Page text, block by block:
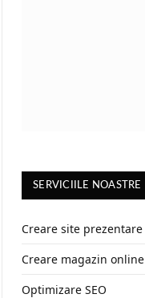
SERVICIILE NOASTRE
Creare site prezentare
Creare magazin online
Optimizare SEO